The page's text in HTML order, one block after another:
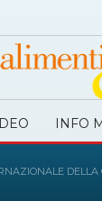
INFO